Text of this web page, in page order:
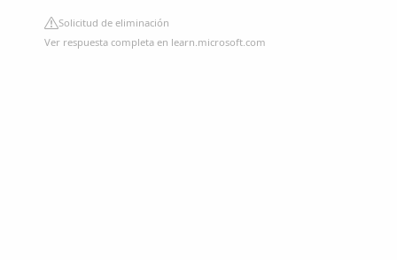
Solicitud de eliminación
Ver respuesta completa en learn.microsoft.com